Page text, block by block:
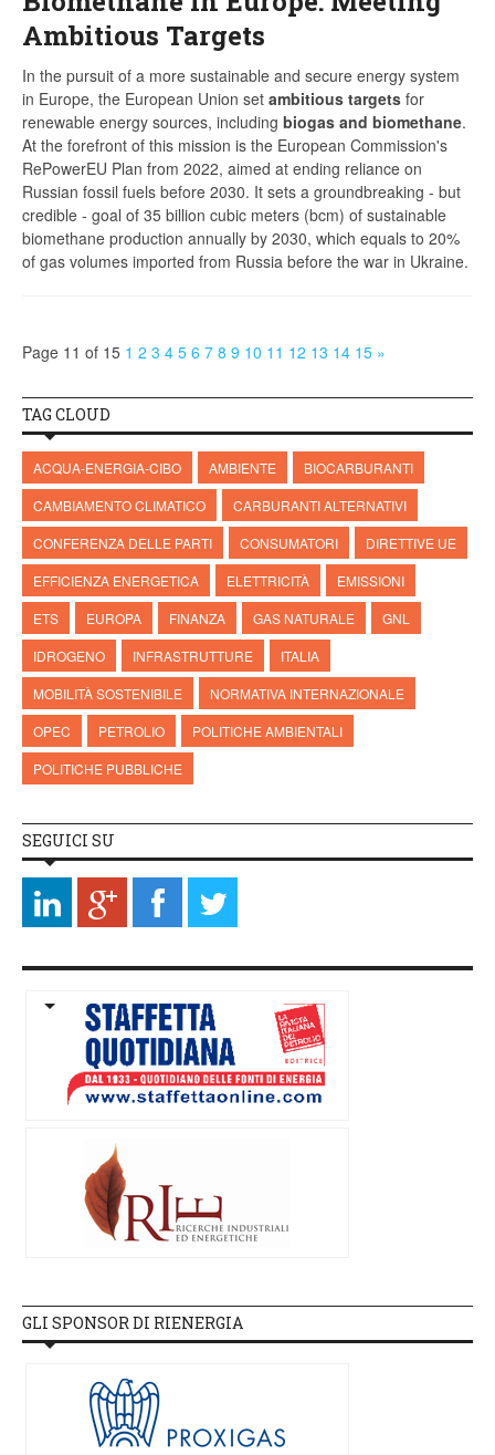
Ambitious Targets
In the pursuit of a more sustainable and secure energy system
in Europe, the European Union set ambitious targets for
renewable energy sources, including biogas and biomethane.
At the forefront of this mission is the European Commission's
RePowerEU Plan from 2022, aimed at ending reliance on
Russian fossil fuels before 2030. It sets a groundbreaking - but
credible - goal of 35 billion cubic meters (bcm) of sustainable
biomethane production annually by 2030, which equals to 20%
of gas volumes imported from Russia before the war in Ukraine.
Page 11 of 15 1 2 3 4 5 6 7 8 9 10 11 12 13 14 15 »
TAG CLOUD
ACQUA-ENERGIA-CIBO AMBIENTE
BIOCARBURANTI
CAMBIAMENTO CLIMATICO
CARBURANTI ALTERNATIVI
CONFERENZA DELLE PARTI
CONSUMATORI
DIRETTIVE UE
EFFICIENZA ENERGETICA
ELETTRICITÀ
EMISSIONI
ETS
EUROPA FINANZA GAS NATURALE
GNL
IDROGENO
INFRASTRUTTURE
ITALIA
MOBILITÀ SOSTENIBILE
NORMATIVA INTERNAZIONALE
OPEC
PETROLIO
POLITICHE AMBIENTALI
POLITICHE PUBBLICHE
SEGUICI SU
GLI SPONSOR DI RIENERGIA